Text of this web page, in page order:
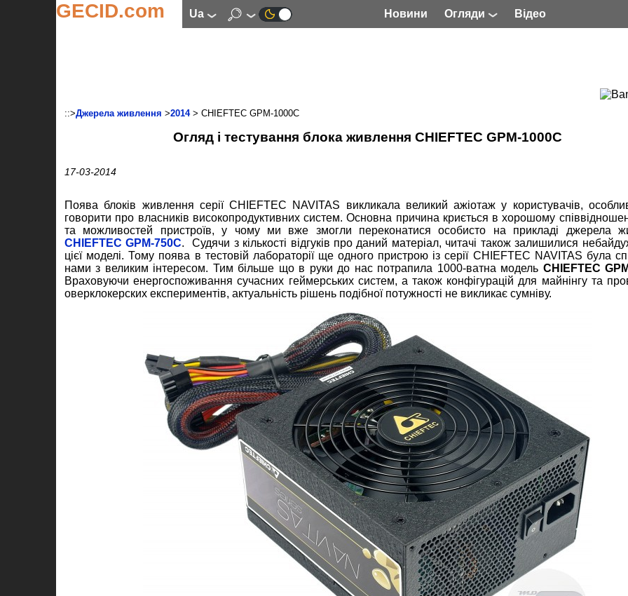
GECID.com ua Новини Огляди Відео
::>Джерела живлення >2014> CHIEFTEC GPM-1000C
Огляд і тестування блока живлення CHIEFTEC GPM-1000C
17-03-2014
Поява блоків живлення серії CHIEFTEC NAVITAS викликала великий ажіотаж у користувачів,
говорити про власників високопродуктивних систем. Основна причина криється в хорошому
та можливостей пристроїв, у чому ми вже змогли переконатися особисто на прикладі джерела
CHIEFTEC GPM-750C. Судячи з кількості відгуків про даний матеріал, читачі також залишилися
цієї моделі. Тому поява в тестовій лабораторії ще одного пристрою із серії CHIEFTEC NAVITAS була
нами з великим інтересом. Тим більше що в руки до нас потрапила 1000-ватна модель CHIEFTEC
Враховуючи енергоспоживання сучасних геймерських систем, а також конфігурацій для майнінгу та
оверклокерских експериментів, актуальність рішень подібної потужності не викликає сумніву.